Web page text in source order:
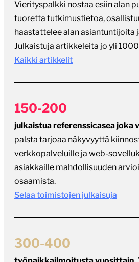
Vierityspalkki nostaa esiin alan
tuoretta tutkimustietoa,
haastattelee alan asiantuntijoita
Julkaistuja artikkeleita jo yli
Kaikki artikkelit
150-200
julkaistua referenssicasea joka
palsta tarjoaa näkyvyyttä
verkkopalveluille ja web-
asiakkaille mahdollisuuden
osaamista.
Selaa toimistojen julkaisuja
300-400